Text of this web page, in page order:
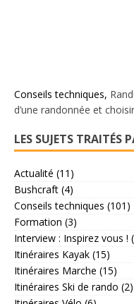
Conseils techniques,
d’une randonnée et
LES SUJETS TRAITÉS
Actualité (11)
Bushcraft (4)
Conseils techniques (101)
Formation (3)
Interview : Inspirez vous !
Itinéraires Kayak (15)
Itinéraires Marche (15)
Itinéraires Ski de rando (2)